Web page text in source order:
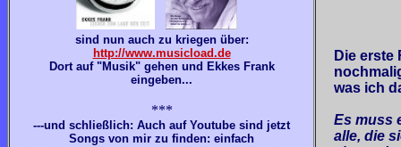
sind nun auch zu kriegen über:
http://www.musicload.de
Dort auf "Musik" gehen und Ekkes Frank
eingeben...
***
---und schließlich: Auch auf Youtube sind jetzt
Songs von mir zu finden: einfach
Die
was ich
Es muss
alle, die